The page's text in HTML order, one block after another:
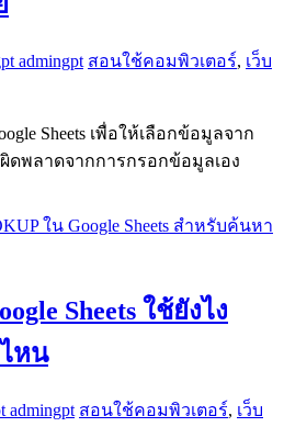
admingpt สอนใช้คอมพิวเตอร์, เว็บ
Sheets เพื่อให้เลือกข้อมูลจาก
พลาดจากการกรอกข้อมูลเอง
Sheets ใช้ยังไง
หน
admingpt สอนใช้คอมพิวเตอร์, เว็บ